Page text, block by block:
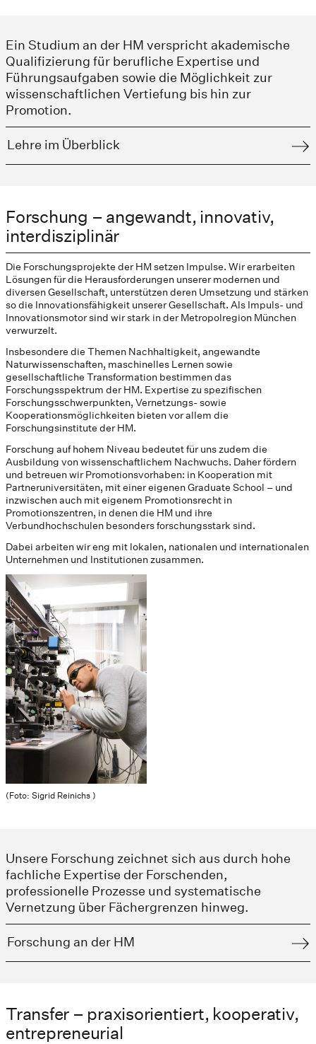
Ein Studium an der HM verspricht akademische
Qualifizierung für berufliche Expertise und
Führungsaufgaben sowie die Möglichkeit zur
wissenschaftlichen Vertiefung bis hin zur
Promotion.
Lehre im Überblick
Forschung – angewandt, innovativ,
interdisziplinär
(Foto: Sigrid Reinichs )
Die Forschungsprojekte der HM setzen Impulse. Wir erarbeiten
Lösungen für die Herausforderungen unserer modernen und
diversen Gesellschaft, unterstützen deren Umsetzung und stärken
so die Innovationsfähigkeit unserer Gesellschaft. Als Impuls- und
Innovationsmotor sind wir stark in der Metropolregion München
verwurzelt.
Insbesondere die Themen Nachhaltigkeit, angewandte
Naturwissenschaften, maschinelles Lernen sowie
gesellschaftliche Transformation bestimmen das
Forschungsspektrum der HM. Expertise zu spezifischen
Forschungsschwerpunkten, Vernetzungs- sowie
Kooperationsmöglichkeiten bieten vor allem die
Forschungsinstitute der HM.
Forschung auf hohem Niveau bedeutet für uns zudem die
Ausbildung von wissenschaftlichem Nachwuchs. Daher fördern
und betreuen wir Promotionsvorhaben: in Kooperation mit
Partneruniversitäten, mit einer eigenen Graduate School – und
inzwischen auch mit eigenem Promotionsrecht in
Promotionszentren, in denen die HM und ihre
Verbundhochschulen besonders forschungsstark sind.
Dabei arbeiten wir eng mit lokalen, nationalen und internationalen
Unternehmen und Institutionen zusammen.
Unsere Forschung zeichnet sich aus durch hohe
fachliche Expertise der Forschenden,
professionelle Prozesse und systematische
Vernetzung über Fächergrenzen hinweg.
Forschung an der HM
Transfer – praxisorientiert, kooperativ,
entrepreneurial